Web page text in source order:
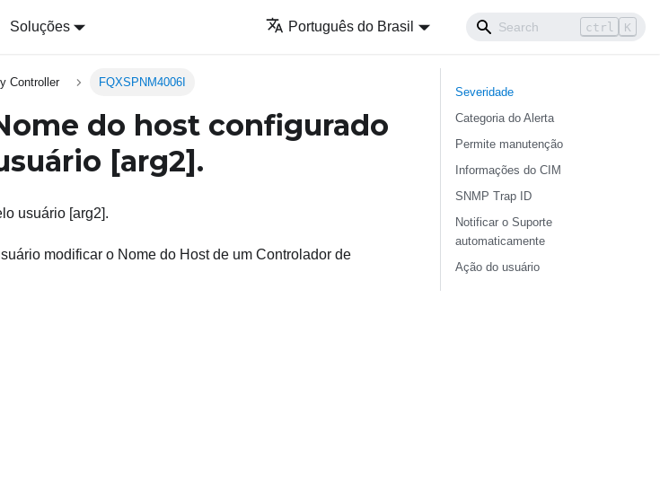
Soluções Português do Brasil ctrl K
Controller FQXSPNM4006I
do host configurado
[arg2].
usuário [arg2].
modificar o Nome do Host de um Controlador de
Severidade
Categoria do Alerta
Permite manutenção
Informações do CIM
SNMP Trap ID
Notificar o Suporte
automaticamente
Ação do usuário